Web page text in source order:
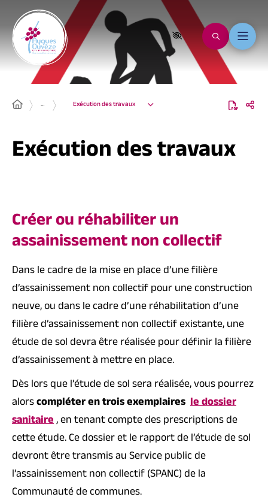
… Exécution des travaux
Exécution des travaux
Créer ou réhabiliter un
assainissement non collectif
Dans le cadre de la mise en place d’une filière
d’assainissement non collectif pour une construction
neuve, ou dans le cadre d’une réhabilitation d’une
filière d’assainissement non collectif existante, une
étude de sol devra être réalisée pour définir la filière
d’assainissement à mettre en place.
Dès lors que l’étude de sol sera réalisée, vous pourrez
alorscompléter en trois exemplaires le dossier
sanitaire, en tenant compte des prescriptions de
cette étude. Ce dossier et le rapport de l’étude de sol
devront être transmis au Service public de
l’assainissement non collectif (SPANC) de la
Communauté de communes.